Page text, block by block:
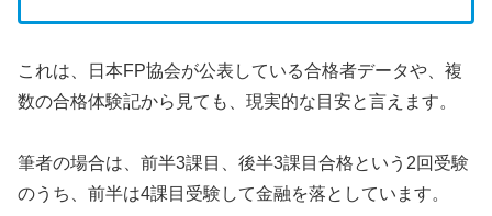
これは、日本FP協会が公表している合格者データや、複
数の合格体験記から見ても、現実的な目安と言えます。
筆者の場合は、前半3課目、後半3課目合格という2回受験
のうち、前半は4課目受験して金融を落としています。